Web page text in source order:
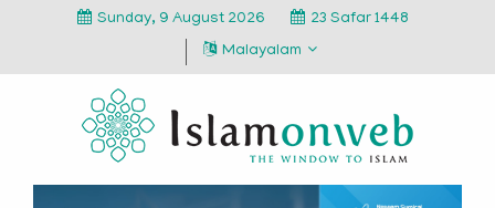
Sunday, 9 August 2026
23 Safar 1448
Malayalam